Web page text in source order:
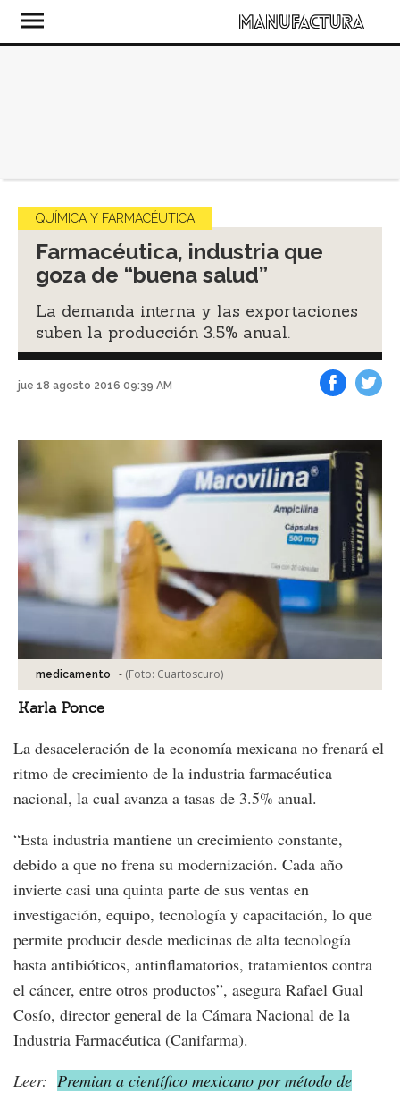
QUÍMICA Y FARMACÉUTICA
Farmacéutica, industria que
goza de “buena salud”
La demanda interna y las exportaciones
suben la producción 3.5% anual.
jue 18 agosto 2016 09:39 AM
medicamento - (Foto: Cuartoscuro)
Karla Ponce
La desaceleración de la economía mexicana no frenará el
ritmo de crecimiento de la industria farmacéutica
nacional, la cual avanza a tasas de 3.5% anual.
“Esta industria mantiene un crecimiento constante,
debido a que no frena su modernización. Cada año
invierte casi una quinta parte de sus ventas en
investigación, equipo, tecnología y capacitación, lo que
permite producir desde medicinas de alta tecnología
hasta antibióticos, antinflamatorios, tratamientos contra
el cáncer, entre otros productos”, asegura Rafael Gual
Cosío, director general de la Cámara Nacional de la
Industria Farmacéutica (Canifarma).
Leer: Premian a científico mexicano por método de